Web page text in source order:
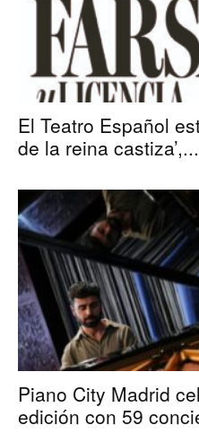
El Teatro Español
de la reina castiza’,...
Piano City Madrid
edición con 59